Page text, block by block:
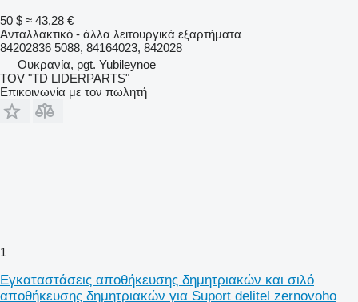
50 $ ≈ 43,28 €
Ανταλλακτικό - άλλα λειτουργικά εξαρτήματα
84202836 5088, 84164023, 842028
Ουκρανία, pgt. Yubileynoe
TOV "TD LIDERPARTS"
Επικοινωνία με τον πωλητή
1
Εγκαταστάσεις αποθήκευσης δημητριακών και σιλό
αποθήκευσης δημητριακών για Suport delitel zernovoho